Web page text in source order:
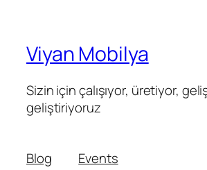
Viyan Mobilya
Sizin için çalışıyor, üretiyor,
geliştiriyoruz
Blog
Events